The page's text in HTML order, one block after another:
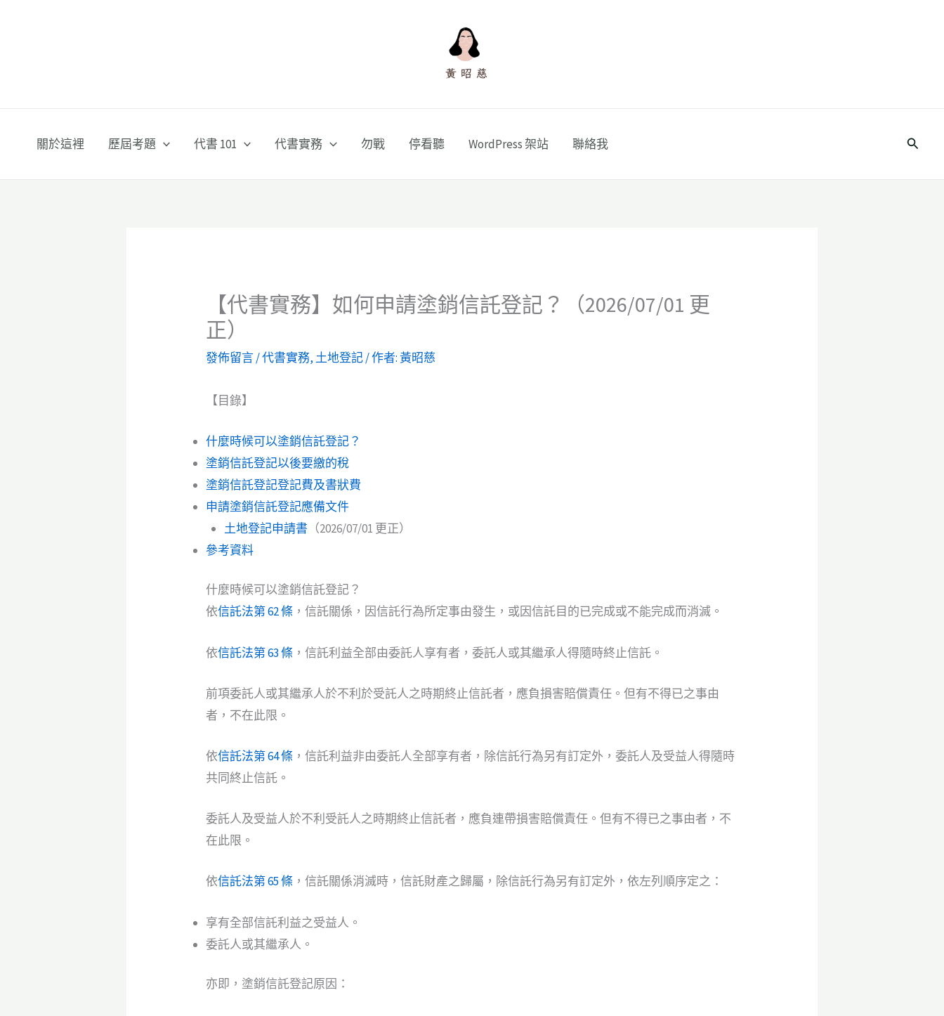
關於這裡
歷屆考題 代書 101 代書實務 勿戰 停看聽 WordPress 架站 聯絡我
搜
【代書實務】如何申請塗銷信託登記？（2026/07/01 更
正）
發佈留言/代書實務, 土地登記/ 作者:黃昭慈
【目錄】
什麼時候可以塗銷信託登記？
塗銷信託登記以後要繳的稅
塗銷信託登記登記費及書狀費
申請塗銷信託登記應備文件
土地登記申請書 （2026/07/01 更正）
參考資料
什麼時候可以塗銷信託登記？
依信託法第 62 條 ，信託關係，因信託行為所定事由發生，或因信託目的已完成或不能完成而消滅。
依信託法第 63 條 ，信託利益全部由委託人享有者，委託人或其繼承人得隨時終止信託。
前項委託人或其繼承人於不利於受託人之時期終止信託者，應負損害賠償責任。但有不得已之事由
者，不在此限。
依信託法第 64 條 ，信託利益非由委託人全部享有者，除信託行為另有訂定外，委託人及受益人得隨時
共同終止信託。
委託人及受益人於不利受託人之時期終止信託者，應負連帶損害賠償責任。但有不得已之事由者，不
在此限。
依信託法第 65 條 ，信託關係消滅時，信託財產之歸屬，除信託行為另有訂定外，依左列順序定之：
享有全部信託利益之受益人。
委託人或其繼承人。
亦即，塗銷信託登記原因：